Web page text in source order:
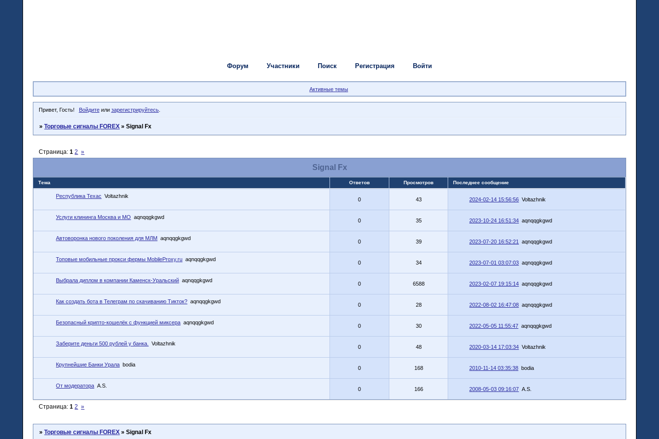
Форум Участники Поиск Регистрация Войти
Активные темы
Привет, Гость! Войдитеили зарегистрируйтесь.
»Торговые сигналы FOREX »Signal Fx
Signal Fx
Страница:1 2 »
Тема Ответов Просмотров Последнее сообщение
Республика Техас Voltazhnik
0 43 2024-02-14 15:56:56 Voltazhnik
Услуги клининга Москва и МО aqnqqgkgwd
0 35 2023-10-24 16:51:34 aqnqqgkgwd
Автоворонка нового поколения для МЛМ aqnqqgkgwd
0 39 2023-07-20 16:52:21 aqnqqgkgwd
Топовые мобильные прокси фермы MobileProxy.ru aqnqqgkgwd
0 34 2023-07-01 03:07:03 aqnqqgkgwd
Выбрала диплом в компании Каменск-Уральский aqnqqgkgwd
0 6588 2023-02-07 19:15:14 aqnqqgkgwd
Как создать бота в Телеграм по скачиванию Тикток? aqnqqgkgwd
0 28 2022-08-02 16:47:08 aqnqqgkgwd
Безопасный крипто-кошелёк с функцией миксера aqnqqgkgwd
0 30 2022-05-05 11:55:47 aqnqqgkgwd
Заберите деньги 500 рублей у банка. Voltazhnik
0 48 2020-03-14 17:03:34 Voltazhnik
Крупнейшие Банки Урала bodia
0 168 2010-11-14 03:35:38 bodia
От модератора A.S.
0 166 2008-05-03 09:16:07 A.S.
Страница:1 2 »
»Торговые сигналы FOREX »Signal Fx